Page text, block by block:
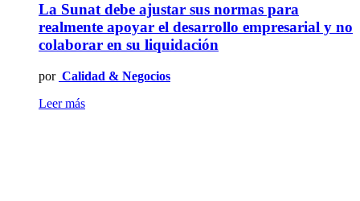
La Sunat debe ajustar sus normas para
realmente apoyar el desarrollo empresarial y no
colaborar en su liquidación
por Calidad & Negocios
Leer más